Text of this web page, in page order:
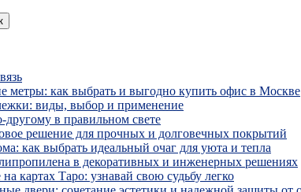
метры: как выбрать и выгодно купить офис в Москве
виды, выбор и применение
в правильном свете
решение для прочных и долговечных покрытий
как выбрать идеальный очаг для уюта и тепла
в декоративных и инженерных решениях
картах Таро: узнавай свою судьбу легко